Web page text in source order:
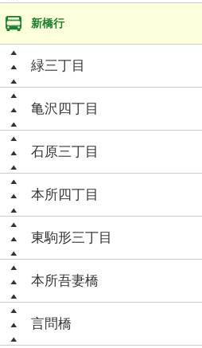
新橋行
緑三丁目
亀沢四丁目
石原三丁目
本所四丁目
東駒形三丁目
本所吾妻橋
言問橋